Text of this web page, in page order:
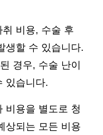
비용, 수술 후
생할 수 있습니다.
경우, 수술 난이
있습니다.
비용을 별도로 청
상되는 모든 비용